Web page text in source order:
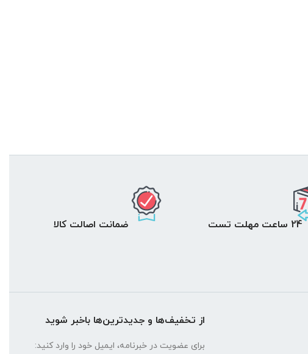
ضمانت اصالت کالا 24 ساعت مهلت تست
از تخفیف‌ها و جدیدترین‌ها باخبر شوید
برای عضویت در خبرنامه، ایمیل خود را وارد کنید: